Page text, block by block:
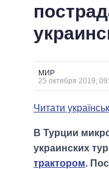
СОБЫТИЯ
СТАТЬИ
МНЕНИЯ
ОБЗОРЫ
ДАЙДЖЕСТЫ
ВСЕ
ПРЕЗИДЕНТ
ВЕРХОВНАЯ
МЭРЫ
ВСЕ
МИР
25 октября 2019,
Читати
В Турции
украинских
трактором.